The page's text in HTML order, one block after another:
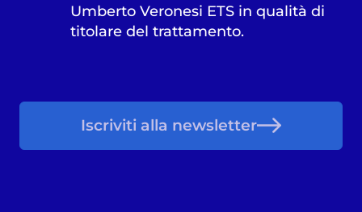
Umberto Veronesi ETS in qualità di
titolare del trattamento.
Iscriviti alla newsletter